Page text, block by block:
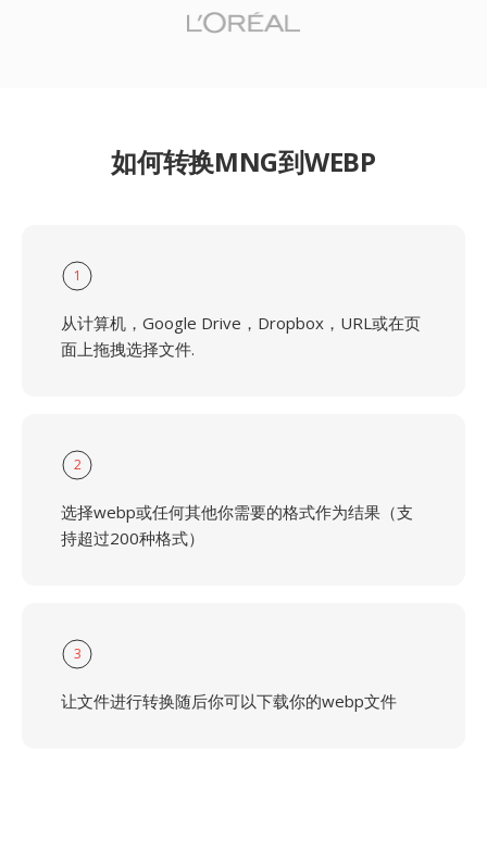
如何转换MNG到WEBP
1
从计算机，Google Drive，Dropbox，URL或在页
面上拖拽选择文件.
2
选择webp或任何其他你需要的格式作为结果（支
持超过200种格式）
3
让文件进行转换随后你可以下载你的webp文件